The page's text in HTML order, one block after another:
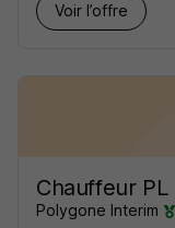
Voir l’offre
Chauffeur PL
Polygone Interim